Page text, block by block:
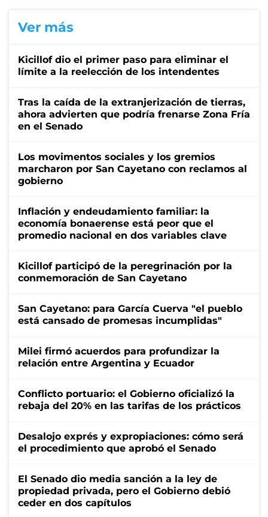
Ver más
Kicillof dio el primer paso para eliminar el
límite a la reelección de los intendentes
Tras la caída de la extranjerización de tierras,
ahora advierten que podría frenarse Zona Fría
en el Senado
Los movimentos sociales y los gremios
marcharon por San Cayetano con reclamos al
gobierno
Inflación y endeudamiento familiar: la
economía bonaerense está peor que el
promedio nacional en dos variables clave
Kicillof participó de la peregrinación por la
conmemoración de San Cayetano
San Cayetano: para García Cuerva "el pueblo
está cansado de promesas incumplidas"
Milei firmó acuerdos para profundizar la
relación entre Argentina y Ecuador
Conflicto portuario: el Gobierno oficializó la
rebaja del 20% en las tarifas de los prácticos
Desalojo exprés y expropiaciones: cómo será
el procedimiento que aprobó el Senado
El Senado dio media sanción a la ley de
propiedad privada, pero el Gobierno debió
ceder en dos capítulos